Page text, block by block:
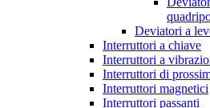
Deviatori a
Interruttori a chiave
Interruttori a
Interruttori di
Interruttori magnetici
Interruttori passanti